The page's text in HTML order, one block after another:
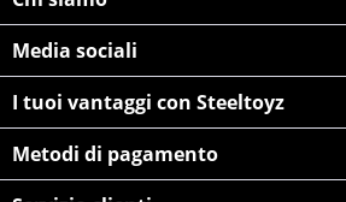
Media sociali
I tuoi vantaggi con Steeltoyz
Metodi di pagamento